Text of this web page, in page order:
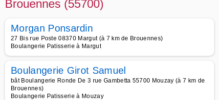
Brouennes (55700)
Morgan Ponsardin
27 Bis rue Poste 08370 Margut (à 7 km de Brouennes)
Boulangerie Patisserie à Margut
Boulangerie Girot Samuel
bât Boulangerie Ronde De 3 rue Gambetta 55700 Mouzay (à 7 km de
Brouennes)
Boulangerie Patisserie à Mouzay